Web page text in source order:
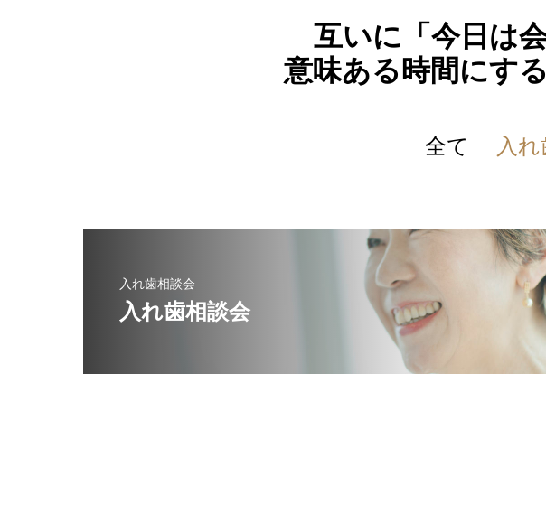
互いに「今日は
意味ある時間にす
全て 入
入れ歯相談会
入れ歯相談会